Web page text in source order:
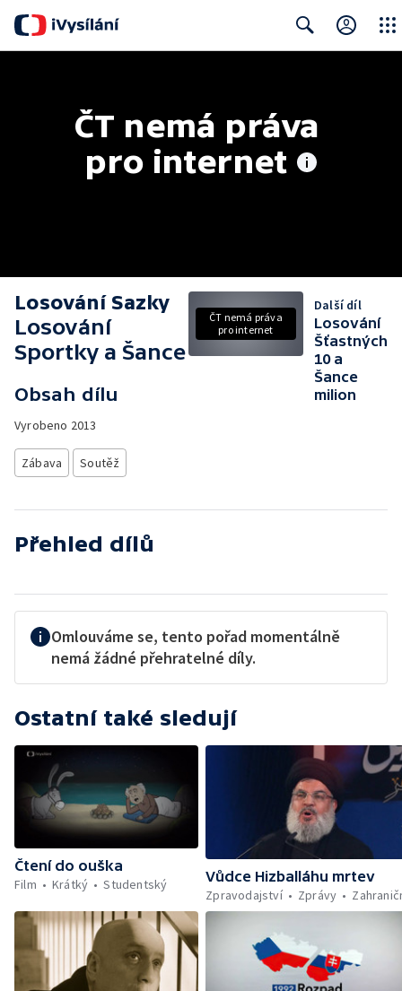
ČT nemá práva
pro internet
Losování Sazky
Losování
Sportky a Šance
Obsah dílu
Vyrobeno 2013
Zábava Soutěž
ČT nemá práva
pro internet
Další díl
Losování
Šťastných
10 a
Šance
milion
Přehled dílů
Omlouváme se, tento pořad momentálně
nemá žádné přehratelné díly.
Ostatní také sledují
Čtení do ouška
Film
Krátký Studentský
Vůdce Hizballáhu mrtev
Zpravodajství
Zprávy